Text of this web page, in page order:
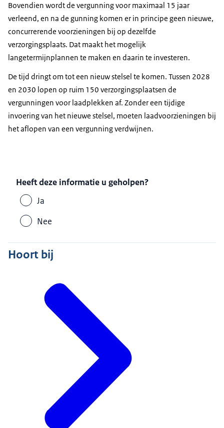
Bovendien wordt de vergunning voor maximaal 15 jaar
verleend, en na de gunning komen er in principe geen nieuwe,
concurrerende voorzieningen bij op dezelfde
verzorgingsplaats. Dat maakt het mogelijk
langetermijnplannen te maken en daarin te investeren.
De tijd dringt om tot een nieuw stelsel te komen. Tussen 2028
en 2030 lopen op ruim 150 verzorgingsplaatsen de
vergunningen voor laadplekken af. Zonder een tijdige
invoering van het nieuwe stelsel, moeten laadvoorzieningen bij
het aflopen van een vergunning verdwijnen.
Heeft deze informatie u geholpen?
Ja
Nee
Hoort bij